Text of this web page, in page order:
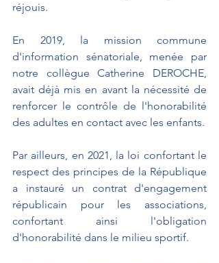
réjouis.
En 2019, la mission commune
d'information sénatoriale, menée par
notre collègue Catherine DEROCHE,
avait déjà mis en avant la nécessité de
renforcer le contrôle de l'honorabilité
des adultes en contact avec les enfants.
Par ailleurs, en 2021, la loi confortant le
respect des principes de la République
a instauré un contrat d'engagement
républicain pour les associations,
confortant ainsi l'obligation
d'honorabilité dans le milieu sportif.